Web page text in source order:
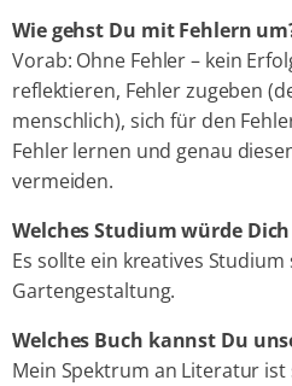
Wie gehst Du mit Fehlern
Vorab: Ohne Fehler – kein
reflektieren, Fehler zugeben
menschlich), sich für den
Fehler lernen und genau
vermeiden.
Welches Studium würde
Es sollte ein kreatives
Gartengestaltung.
Welches Buch kannst Du
Mein Spektrum an Literatur